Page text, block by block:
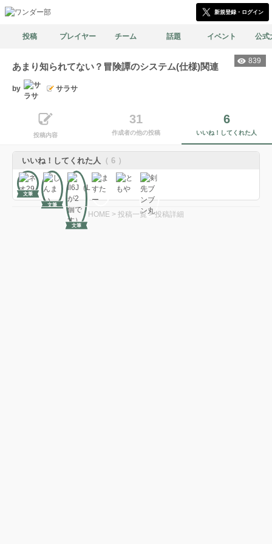
新規登録・ログイン
投稿 プレイヤー チーム 話題 イベント 公式
839
あまり知られてない？冒険譚のシステム(仕様)関連
by サラサ
投稿内容
31
作成者の他の投稿
6
いいね！してくれた人
いいね！してくれた人 （ 6 ）
文筆
文筆
文筆
HOME > 投稿一覧>投稿詳細